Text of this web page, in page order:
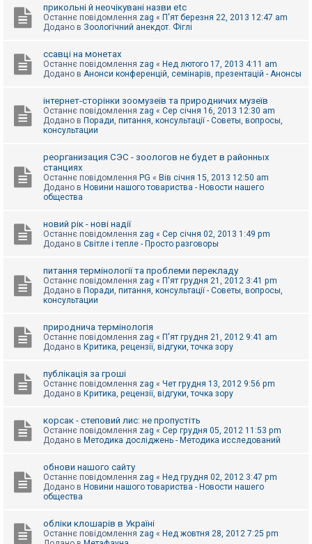
м
г
прикольні й неочікувані назви etc
Останнє повідомлення zag « П'ят березня 22, 2013 12:47 am
Додано в Зоологічний анекдот. Фіглі
ссавці на монетах
Останнє повідомлення zag « Нед лютого 17, 2013 4:11 am
Додано в Анонси конференцій, семінарів, презентацій - Анонсы
інтернет-сторінки зоомузеїв та природничих музеїв
Останнє повідомлення zag « Сер січня 16, 2013 12:30 am
Додано в Поради, питання, консультації - Советы, вопросы,
консультации
реорганизация СЭС - зоологов не будет в районных
станциях
Останнє повідомлення PG « Вів січня 15, 2013 12:50 am
Додано в Новини нашого товариства - Новости нашего
общества
новий рік - нові надії
Останнє повідомлення zag « Сер січня 02, 2013 1:49 pm
Додано в Світле і тепле - Просто разговоры
питання термінології та проблеми перекладу
Останнє повідомлення zag « П'ят грудня 21, 2012 3:41 pm
Додано в Поради, питання, консультації - Советы, вопросы,
консультации
природнича термінологія
Останнє повідомлення zag « П'ят грудня 21, 2012 9:41 am
Додано в Критика, рецензії, відгуки, точка зору
публікація за гроші
Останнє повідомлення zag « Чет грудня 13, 2012 9:56 pm
Додано в Критика, рецензії, відгуки, точка зору
корсак - степовий лис: не пропустіть
Останнє повідомлення zag « Сер грудня 05, 2012 11:53 pm
Додано в Методика досліджень - Методика исследований
обнови нашого сайту
Останнє повідомлення zag « Нед грудня 02, 2012 3:47 pm
Додано в Новини нашого товариства - Новости нашего
общества
обліки клошарів в Україні
Останнє повідомлення zag « Нед жовтня 28, 2012 7:25 pm